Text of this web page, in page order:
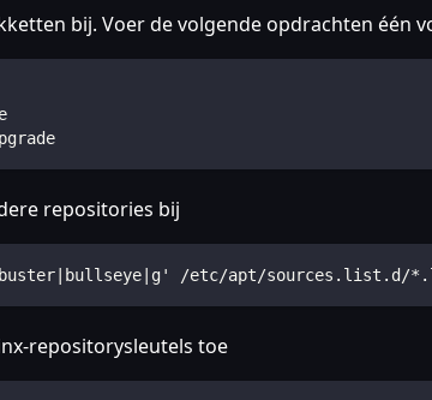
bij. Voer de volgende opdrachten één
repositories bij
/etc/apt/sources.list.d/
repositorysleutels toe